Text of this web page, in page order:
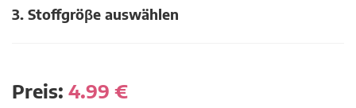
3. Stoffgröβe auswählen
Preis: 4.99 €